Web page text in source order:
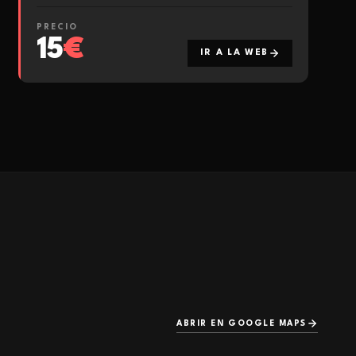
PRECIO
15€ IR A LA WEB
ABRIR EN GOOGLE MAPS